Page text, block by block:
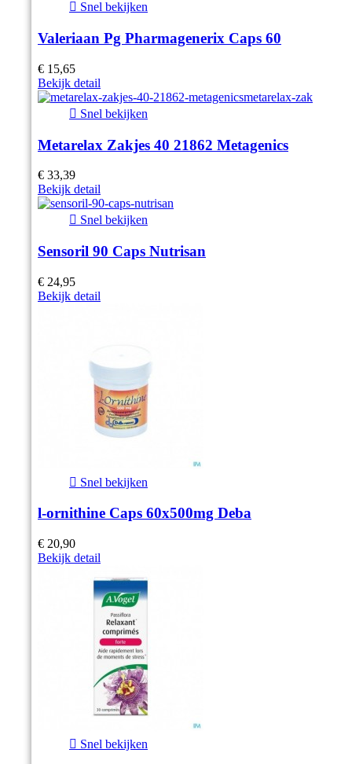
 Snel bekijken
Valeriaan Pg Pharmagenerix Caps 60
€ 15,65
Bekijk detail
 Snel bekijken
Metarelax Zakjes 40 21862 Metagenics
€ 33,39
Bekijk detail
 Snel bekijken
Sensoril 90 Caps Nutrisan
€ 24,95
Bekijk detail
 Snel bekijken
l-ornithine Caps 60x500mg Deba
€ 20,90
Bekijk detail
 Snel bekijken